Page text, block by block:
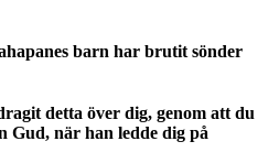
barn har brutit sönder
detta över dig, genom att du
när han ledde dig på